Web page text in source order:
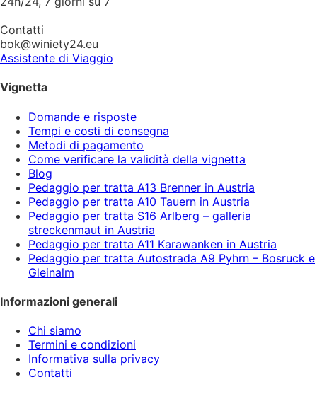
Contatti
bok@winiety24.eu
Assistente di Viaggio
Vignetta
Domande e risposte
Tempi e costi di consegna
Metodi di pagamento
Come verificare la validità della vignetta
Blog
Pedaggio per tratta A13 Brenner in Austria
Pedaggio per tratta A10 Tauern in Austria
Pedaggio per tratta S16 Arlberg – galleria
streckenmaut in Austria
Pedaggio per tratta A11 Karawanken in Austria
Pedaggio per tratta Autostrada A9 Pyhrn – Bosruck e
Gleinalm
Informazioni generali
Chi siamo
Termini e condizioni
Informativa sulla privacy
Contatti